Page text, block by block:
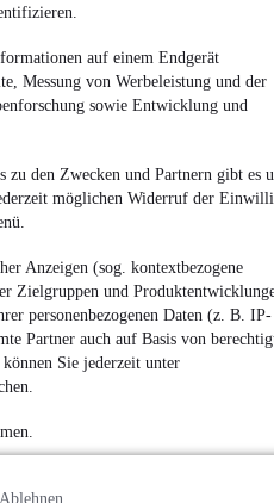
auf einem Endgerät
Messung von Werbeleistung und der
sowie Entwicklung und
den Zwecken und Partnern gibt es
möglichen Widerruf der
Anzeigen (sog. kontextbezogene
Zielgruppen und
personenbezogenen Daten (z. B. IP-
Partner auch auf Basis von
Sie jederzeit unter
Ablehnen
Marken, auch als
, gibt es bei mobile.de